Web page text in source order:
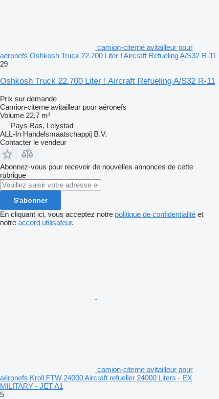
camion-citerne avitailleur pour
aéronefs Oshkosh Truck 22.700 Liter ! Aircraft Refueling A/S32 R-11
29
Oshkosh Truck 22.700 Liter ! Aircraft Refueling A/S32 R-11
Prix sur demande
Camion-citerne avitailleur pour aéronefs
Volume 22,7 m³
Pays-Bas, Lelystad
ALL-In Handelsmaatschappij B.V.
Contacter le vendeur
Abonnez-vous pour recevoir de nouvelles annonces de cette
rubrique
S'abonner
En cliquant ici, vous acceptez notre politique de confidentialité et
notre accord utilisateur.
camion-citerne avitailleur pour
aéronefs Kroll FTW 24000 Aircraft refueller 24000 Liters - EX
MILITARY - JET A1
5